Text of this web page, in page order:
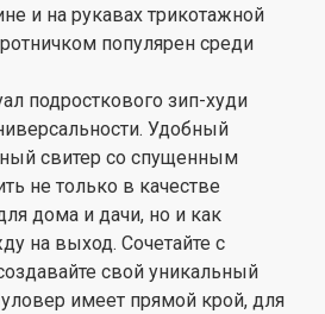
и на рукавах трикотажной
популярен среди
подросткового зип-худи
Удобный
свитер со спущенным
не только в качестве
дома и дачи, но и как
на выход. Сочетайте с
свой уникальный
имеет прямой крой, для